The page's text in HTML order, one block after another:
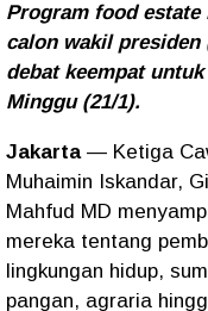
Program food
calon wakil presiden
debat keempat
Minggu (21/1).
Jakarta — Ketiga
Muhaimin Iskandar,
Mahfud MD
mereka tentang
lingkungan hidup,
pangan, agraria